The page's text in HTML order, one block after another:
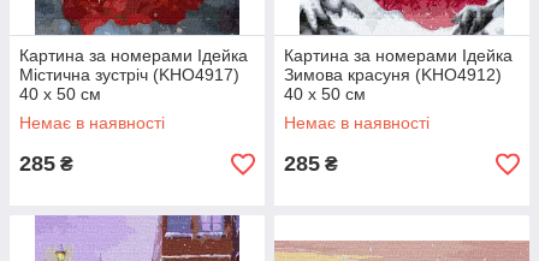
Картина за номерами Ідейка
Містична зустріч (KHO4917)
40 х 50 см
Немає в наявності
285 ₴
Картина за номерами Ідейка
Зимова красуня (KHO4912)
40 х 50 см
Немає в наявності
285 ₴